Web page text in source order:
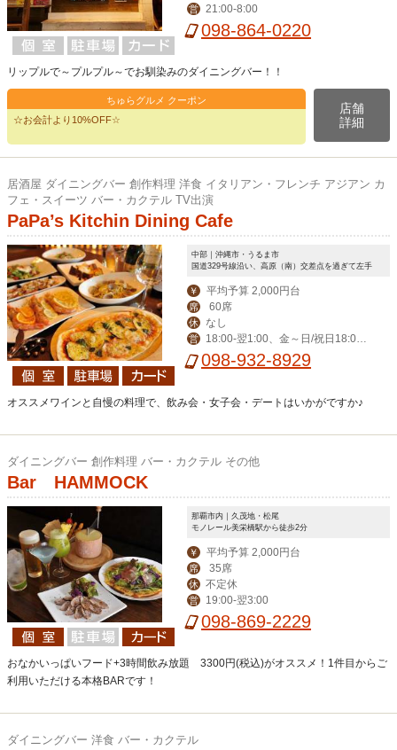
営 21:00-8:00
098-864-0220
リップルで～プルプル～でお馴染みのダイニングバー！！
ちゅらグルメ クーポン
☆お会計より10%OFF☆
店舗
詳細
居酒屋 ダイニングバー 創作料理 洋食 イタリアン・フレンチ アジアン カ
フェ・スイーツ バー・カクテル TV出演
PaPa’s Kitchin Dining Cafe
中部｜沖縄市・うるま市
国道329号線沿い、高原（南）交差点を過ぎて左手
￥ 平均予算 2,000円台
席 60席
休 なし
営
18:00‐翌1:00、金～日/祝日18:00-
翌2:00
098-932-8929
オススメワインと自慢の料理で、飲み会・女子会・デートはいかがですか♪
ダイニングバー 創作料理 バー・カクテル その他
Bar HAMMOCK
那覇市内｜久茂地・松尾
モノレール美栄橋駅から徒歩2分
￥ 平均予算 2,000円台
席 35席
休 不定休
営 19:00-翌3:00
098-869-2229
おなかいっぱいフード+3時間飲み放題 3300円(税込)がオススメ！1件目からご
利用いただける本格BARです！
ダイニングバー 洋食 バー・カクテル